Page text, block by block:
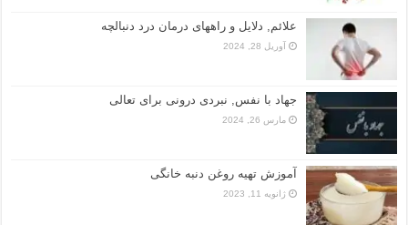
علائم, دلایل و راههای درمان درد دنبالچه
آوریل 28, 2024
جهاد با نفس, نبردی درونی برای تعالی
مارس 26, 2024
آموزش تهیه روغن دنبه خانگی
ژانویه 11, 2023